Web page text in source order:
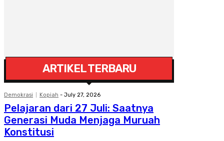
ARTIKEL TERBARU
Demokrasi Kopiah - July 27, 2026
Pelajaran dari 27 Juli: Saatnya
Generasi Muda Menjaga Muruah
Konstitusi